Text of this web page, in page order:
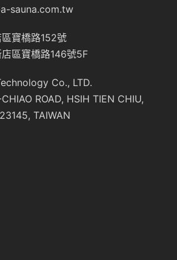
sauna.com.tw
寶橋路152號
區寶橋路146號5F
Co., LTD.
ROAD, HSIH TIEN CHIU,
TAIWAN